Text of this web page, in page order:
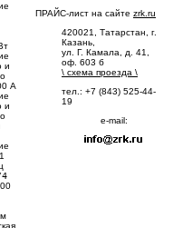
и
А
и
ПРАЙС-лист на сайте zrk.ru
420021, Татарстан, г.
Казань,
ул. Г. Камала, д. 41,
оф. 603 б
\ схема проезда \
тел.: +7 (843) 525-44-
19
e-mail: